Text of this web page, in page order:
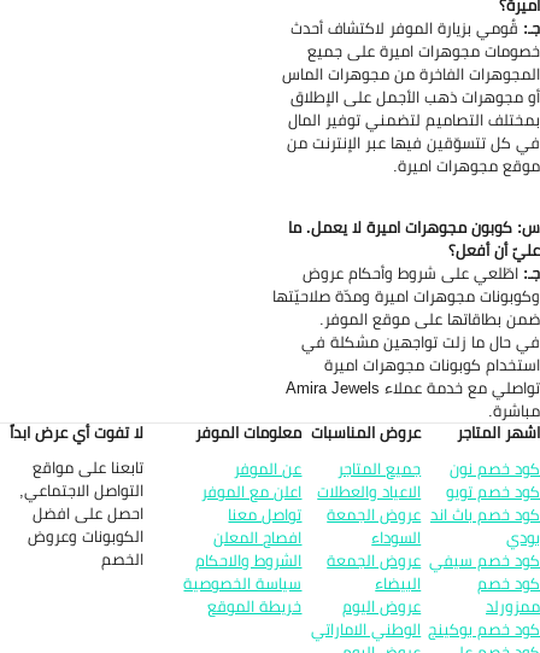
قُومي بزيارة الموفر لاكتشاف أحدث
مجوهرات اميرة على جميع
الفاخرة من مجوهرات الماس
مجوهرات ذهب الأجمل على الإطلاق
التصاميم لتضمني توفير المال
كل تتسوّقين فيها عبر الإنترنت من
مجوهرات اميرة.
كوبون مجوهرات اميرة لا يعمل. ما
أن أفعل؟
اطّلعي على شروط وأحكام عروض
مجوهرات اميرة ومدّة صلاحيّتها
بطاقاتها على موقع الموفر.
حال ما زلت تواجهين مشكلة في
كوبونات مجوهرات اميرة
تواصلي مع خدمة عملاء Amira Jewels
المتاجر
خصم نون
خصم تويو
خصم باث اند
خصم سيفي
خصم
خصم بوكينج
عروض المناسبات
جميع المتاجر
الاعياد والعطلات
عروض الجمعة
السوداء
عروض الجمعة
البيضاء
عروض اليوم
الوطني الاماراتي
معلومات الموفر
عن الموفر
اعلن مع الموفر
تواصل معنا
افصاح المعلن
الشروط والاحكام
سياسة الخصوصية
خريطة الموقع
لا تفوت أي عرض ابداً
تابعنا على مواقع
التواصل الاجتماعي,
احصل على افضل
الكوبونات وعروض
الخصم